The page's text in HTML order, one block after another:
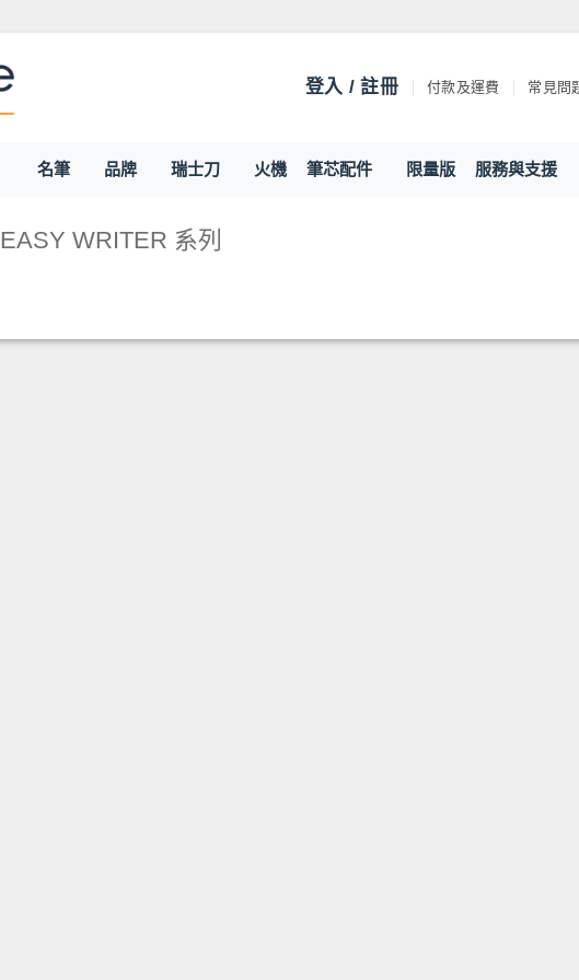
登入 / 註冊 付款及運費 常見問題
名筆 品牌 瑞士刀 火機 筆芯配件 限量版 服務與支援
EASY WRITER 系列